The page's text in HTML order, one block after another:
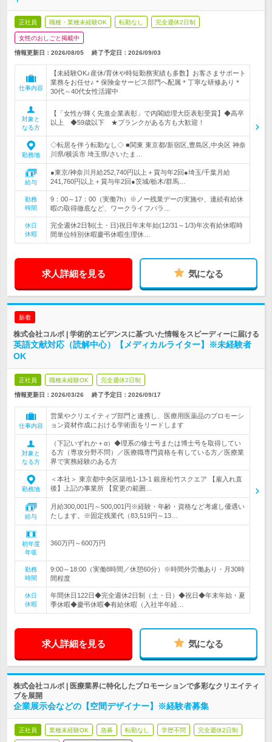
正社員 職種・業種未経験OK 転勤なし 完全週休2日制
女性のおしごと掲載中
情報更新日：2026/08/05 終了予定日： 2026/09/03
仕事内容
【未経験OK♪産休/育休や時短勤務実績も多数】お客さまサポート
業務をお任せ♪＊保険金サービス部門へ配属＊丁寧な研修あり＊
30代～40代女性活躍中
対象と
なる方
【「女性が輝く先進企業表彰」で内閣総理大臣表彰受賞】◆高卒
以上 ◆59歳以下 ★ブランクがある方も大歓迎！
勤務地
◇転居を伴う転勤なし◇ ■関東 東京都/新宿区,豊島区,中央区 神奈
川県/横浜市 埼玉県/さいたま…
給与
●東京/神奈川月給252,740円以上＋賞与年2回●埼玉/千葉月給
241,760円以上＋賞与年2回●茨城/栃木/群馬…
勤務
時間
9：00～17：00（実働7h）※ノー残業デーの実施や、連続有給休
暇の取得徹底など、ワークライフバラ…
休日
休暇
完全週休2日制(土・日)祝日年末年始(12/31～1/3)年次有給休暇時
間単位特別休暇慶弔休暇生理休…
求人詳細を見る 気になる
新着
株式会社コルボ | 学術的エビデンスに基づいた情報をスピーディーに届ける
英語文献対応（読解中心）【メディカルライター】※未経験者
OK
正社員 職種未経験OK 完全週休2日制
情報更新日：2026/03/26 終了予定日： 2026/09/17
仕事内容
営業やクリエイティブ部門と連携し、医療用医薬品のプロモーシ
ョン資材作成における学術面をリードします
対象と
なる方
（下記いずれか＋α）◆理系の修士号または博士号を取得してい
る方（専攻分野不問）／医療職専門資格を有している方／医療業
界で実務経験のある方
勤務地
＜本社＞ 東京都中央区築地1-13-1 銀座松竹スクエア 【雇入れ直
後】上記の事業所 【変更の範囲…
給与
月給300,001円～500,001円※経験・年齢・資格など考慮し優遇い
たします。※固定残業代（83,519円～13…
初年度
年収
360万円～600万円
勤務
時間
9:00～18:00（実働8時間／休憩60分）※時間外労働あり・月30時
間程度
休日
休暇
年間休日122日◆完全週休2日制（土・日）◆祝日◆年末年始・夏
季休暇◆慶弔休暇◆有給休暇（入社半年経…
求人詳細を見る 気になる
株式会社コルボ | 医療業界に特化したプロモーションで多彩なクリエイティ
ブを展開
企業展示会などの【空間デザイナー】※経験者募集
正社員 業種未経験OK 急募 転勤なし 学歴不問 完全週休2日制